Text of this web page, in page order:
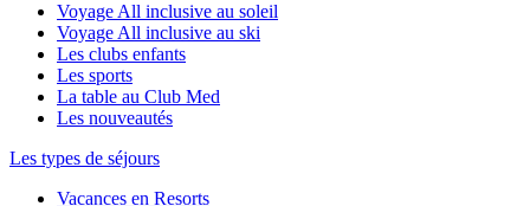
Voyage All inclusive au soleil
Voyage All inclusive au ski
Les clubs enfants
Les sports
La table au Club Med
Les nouveautés
Les types de séjours
Vacances en Resorts